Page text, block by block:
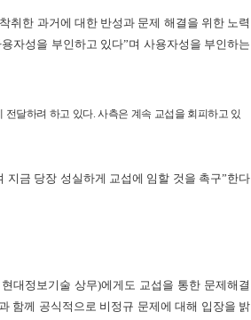
취한 과거에 대한 반성과 문제 해결을 위한 노력
자성을 부인하고 있다”며 사용자성을 부인하는
달하려 하고 있다. 사측은 계속 교섭을 회피하고 있
지금 당장 성실하게 교섭에 임할 것을 촉구”한다
대정보기술 상무)에게도 교섭을 통한 문제해결
함께 공식적으로 비정규 문제에 대해 입장을 밝